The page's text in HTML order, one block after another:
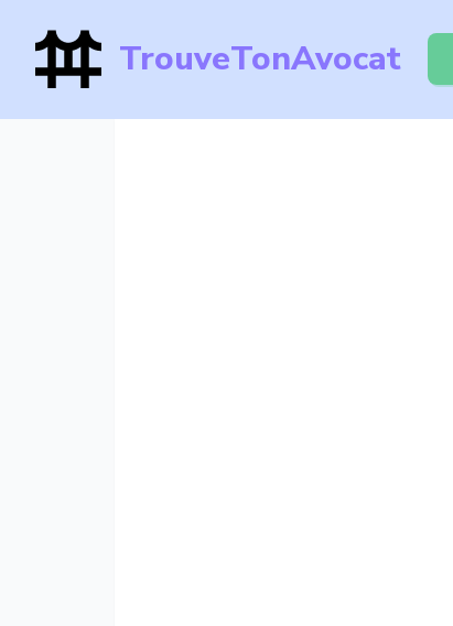
TrouveTonAvocat